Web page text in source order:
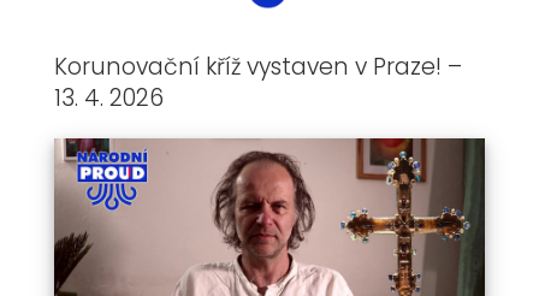
Korunovační kříž vystaven v Praze! –
13. 4. 2026